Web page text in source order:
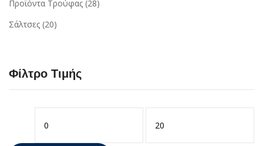
Προϊόντα Τρούφας (28)
Σάλτσες (20)
Φίλτρο Τιμής